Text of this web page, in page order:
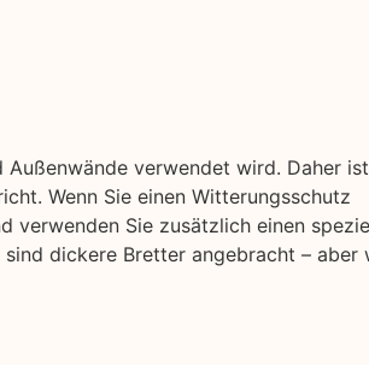
verwendet wird. Daher
Wenn Sie einen Witterungsschutz
verwenden Sie zusätzlich einen
dickere Bretter angebracht – aber